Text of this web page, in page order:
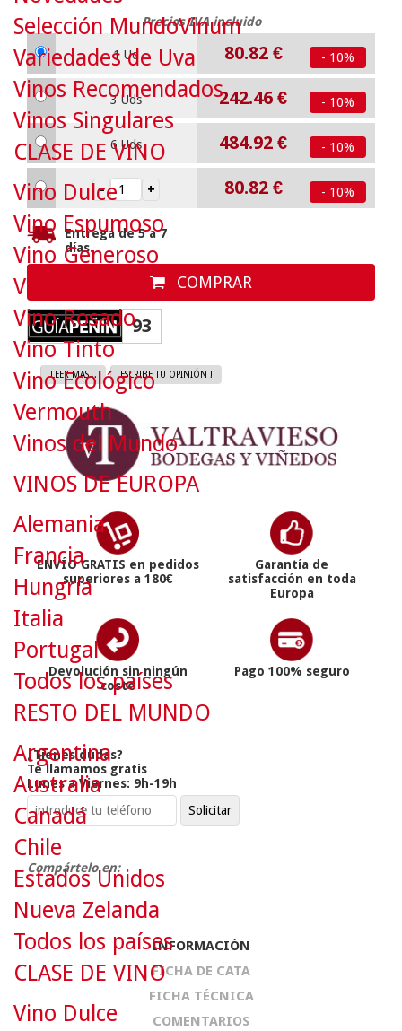
Precios IVA incluido
1 Ud 80.82 € - 10%
3 Uds 242.46 € - 10%
6 Uds 484.92 € - 10%
80.82 € - 10%
Entrega de 5 a 7
días.
COMPRAR
93
LEER MAS... ESCRIBE TU OPINIÓN !
ENVÍO GRATIS en pedidos
superiores a 180€
Garantía de
satisfacción en toda
Europa
Devolución sin ningún
coste
Pago 100% seguro
¿Tienes dudas?
Te llamamos gratis
Lunes a Viernes: 9h-19h
Compártelo en:
INFORMACIÓN
FICHA DE CATA
FICHA TÉCNICA
COMENTARIOS
Selección MundoVinum
Variedades de Uva
Vinos Recomendados
Vinos Singulares
CLASE DE VINO
Vino Dulce
Vino Espumoso
Vino Generoso
Vino Blanco
Vino Rosado
Vino Tinto
Vino Ecológico
Vermouth
Vinos del Mundo
VINOS DE EUROPA
Alemania
Francia
Hungría
Italia
Portugal
Todos los países
RESTO DEL MUNDO
Argentina
Australia
Canadá
Chile
Estados Unidos
Nueva Zelanda
Todos los países
CLASE DE VINO
Vino Dulce